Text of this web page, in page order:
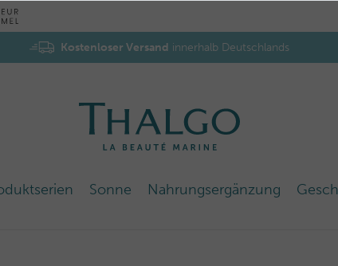
Kostenloser Versand innerhalb Deutschlands
Sonne Nahrungsergänzung